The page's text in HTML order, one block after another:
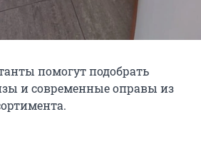
помогут подобрать
и современные оправы из